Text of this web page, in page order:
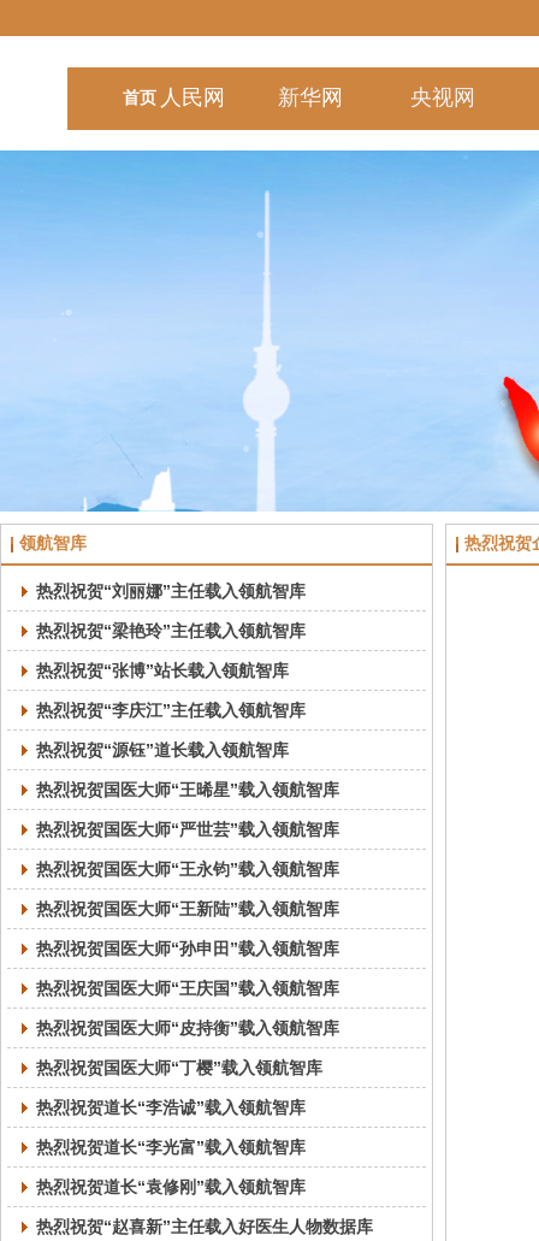
央视网
新华网
人民 网
首页
领航智库
热烈祝贺“刘丽娜”主任载入领航智库
热烈祝贺“梁艳玲”主任载入领航智库
热烈祝贺“张博”站长载入领航智库
热烈祝贺“李庆江”主任载入领航智库
热烈祝贺“源钰”道长载入领航智库
热烈祝贺国医大师“王晞星”载入领航智库
热烈祝贺国医大师“严世芸”载入领航智库
热烈祝贺国医大师“王永钧”载入领航智库
热烈祝贺国医大师“王新陆”载入领航智库
热烈祝贺国医大师“孙申田”载入领航智库
热烈祝贺国医大师“王庆国”载入领航智库
热烈祝贺国医大师“皮持衡”载入领航智库
热烈祝贺国医大师“丁樱”载入领航智库
热烈祝贺道长“李浩诚”载入领航智库
热烈祝贺道长“李光富”载入领航智库
热烈祝贺道长“袁修刚”载入领航智库
热烈祝贺“赵喜新”主任载入好医生人物数据库
热烈祝贺